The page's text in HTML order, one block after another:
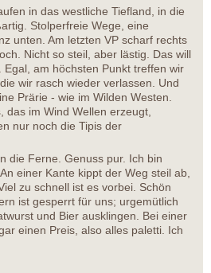
in das westliche Tiefland, in die
Stolperfreie Wege, eine
unten. Am letzten VP scharf rechts
Nicht so steil, aber lästig. Das will
Egal, am höchsten Punkt treffen wir
wir rasch wieder verlassen. Und
Prärie - wie im Wilden Westen.
das im Wind Wellen erzeugt,
nur noch die Tipis der
die Ferne. Genuss pur. Ich bin
einer Kante kippt der Weg steil ab,
zu schnell ist es vorbei. Schön
ist gesperrt für uns; urgemütlich
und Bier ausklingen. Bei einer
einen Preis, also alles paletti. Ich